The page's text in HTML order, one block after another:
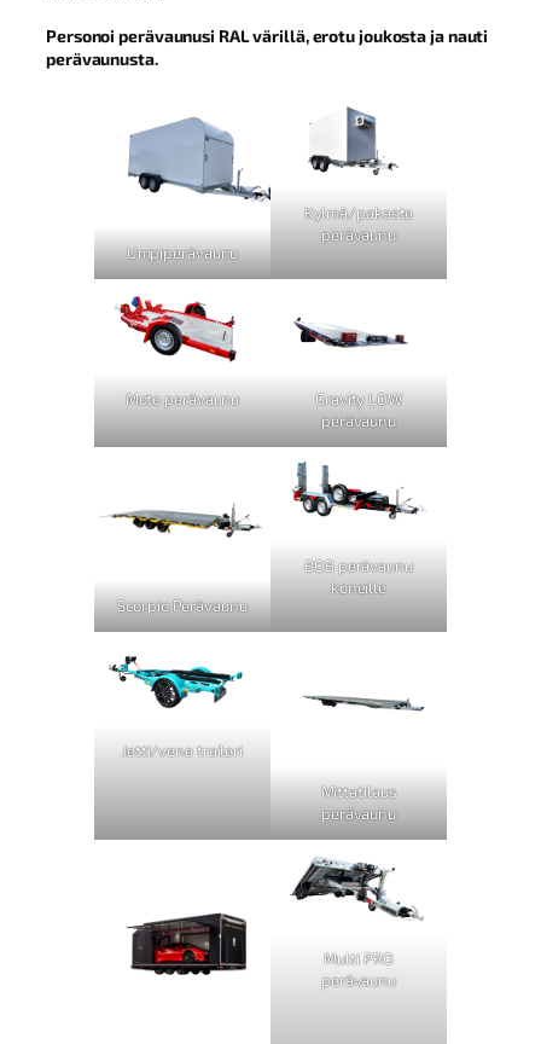
Personoi perävaunusi RAL värillä, erotu joukosta ja nauti
perävaunusta.
Umpiperävaunu
Kylmä/pakaste
perävaunu
Moto perävaunu
Gravity LOW
perävaunu
Scorpio Perävaunu
BOB perävaunu
koneille
Jetti/vene traileri
Mittatilaus
perävaunu
Multi PRO
perävaunu